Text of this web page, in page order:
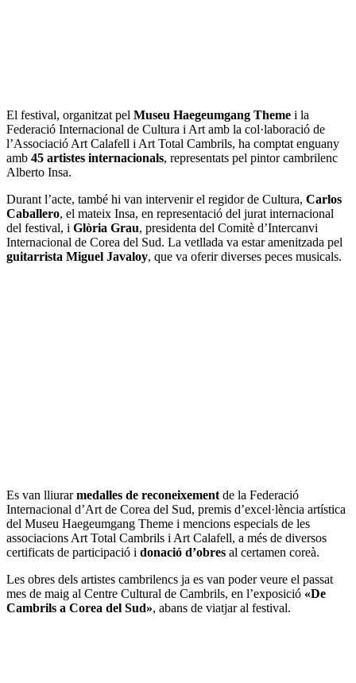
El festival, organitzat pel Museu Haegeumgang Theme i la
Federació Internacional de Cultura i Art amb la col·laboració de
l’Associació Art Calafell i Art Total Cambrils, ha comptat enguany
amb 45 artistes internacionals, representats pel pintor cambrilenc
Alberto Insa.
Durant l’acte, també hi van intervenir el regidor de Cultura, Carlos
Caballero, el mateix Insa, en representació del jurat internacional
del festival, i Glòria Grau, presidenta del Comitè d’Intercanvi
Internacional de Corea del Sud. La vetllada va estar amenitzada pel
guitarrista Miguel Javaloy, que va oferir diverses peces musicals.
Es van lliurarmedalles de reconeixement de la Federació
Internacional d’Art de Corea del Sud, premis d’excel·lència artística
del Museu Haegeumgang Theme i mencions especials de les
associacions Art Total Cambrils i Art Calafell, a més de diversos
certificats de participació i donació d’obres al certamen coreà.
Les obres dels artistes cambrilencs ja es van poder veure el passat
mes de maig al Centre Cultural de Cambrils, en l’exposició «De
Cambrils a Corea del Sud», abans de viatjar al festival.